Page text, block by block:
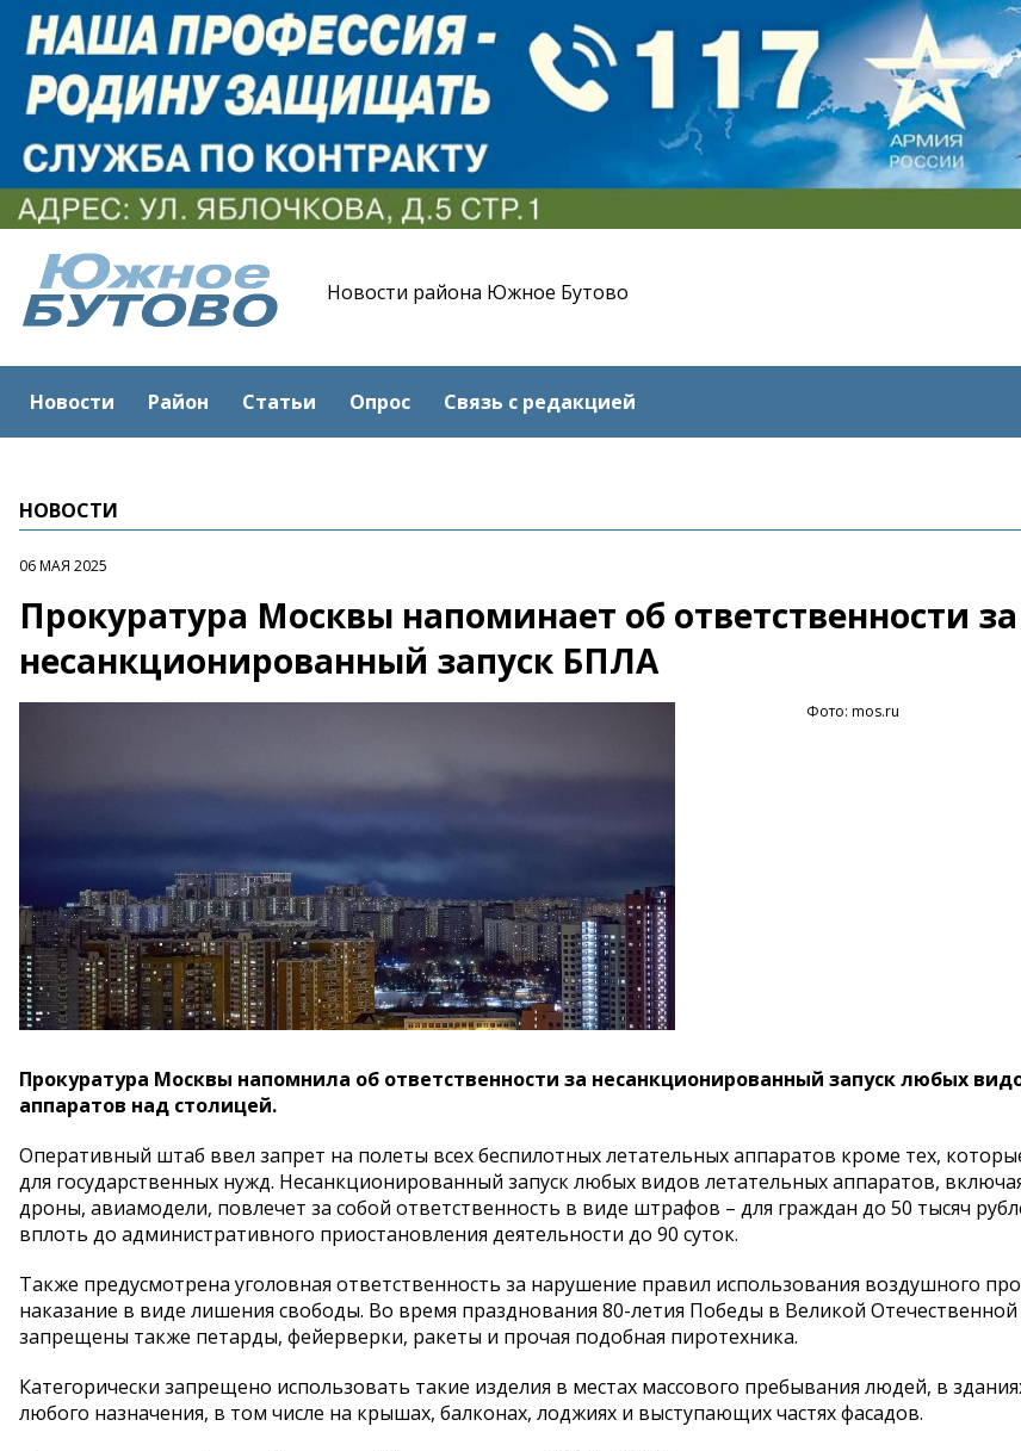
Новости района Южное Бутово
Новости Район Статьи Опрос Связь с редакцией
НОВОСТИ
06 МАЯ 2025
Прокуратура Москвы напоминает об ответственности за
несанкционированный запуск БПЛА
Фото: mos.ru
Прокуратура Москвы напомнила об ответственности за несанкционированный запуск любых
аппаратов над столицей.
Оперативный штаб ввел запрет на полеты всех беспилотных летательных аппаратов кроме тех,
для государственных нужд. Несанкционированный запуск любых видов летательных аппаратов,
дроны, авиамодели, повлечет за собой ответственность в виде штрафов – для граждан до 50 тысяч
вплоть до административного приостановления деятельности до 90 суток.
Также предусмотрена уголовная ответственность за нарушение правил использования воздушного
наказание в виде лишения свободы. Во время празднования 80-летия Победы в Великой
запрещены также петарды, фейерверки, ракеты и прочая подобная пиротехника.
Категорически запрещено использовать такие изделия в местах массового пребывания людей, в
любого назначения, в том числе на крышах, балконах, лоджиях и выступающих частях фасадов.